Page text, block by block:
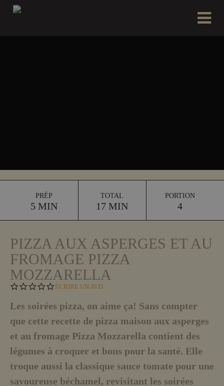
PRÉP
5 MIN
TOTAL
17 MIN
PORTION
4
PIZZA AUX ASPERGES ET AU
FROMAGE PIZZA
MOZZARELLA
0
S
T
R
A
I
N
ÉCRIRE UN AVIS
Les soirées pizza, on aime ça! Sans compter
que cette recette de pizza maison aux asperges
et au fromage Pizza Mozzarella contient des
légumes à croquer et bons pour la santé. Elle
troque aussi la classique sauce tomate pour une
savoureuse béchamel, revisitant les soirées